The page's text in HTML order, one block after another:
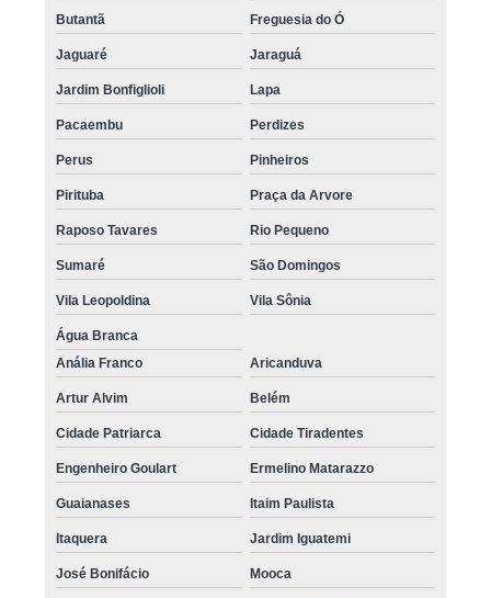
Butantã Freguesia do Ó
Jaguaré Jaraguá
Jardim Bonfiglioli Lapa
Pacaembu Perdizes
Perus Pinheiros
Pirituba Praça da Arvore
Raposo Tavares Rio Pequeno
Sumaré São Domingos
Vila Leopoldina Vila Sônia
Água Branca
Anália Franco
Aricanduva
Artur Alvim Belém
Cidade Patriarca Cidade Tiradentes
Engenheiro Goulart Ermelino Matarazzo
Guaianases Itaim Paulista
Itaquera Jardim Iguatemi
José Bonifácio Mooca